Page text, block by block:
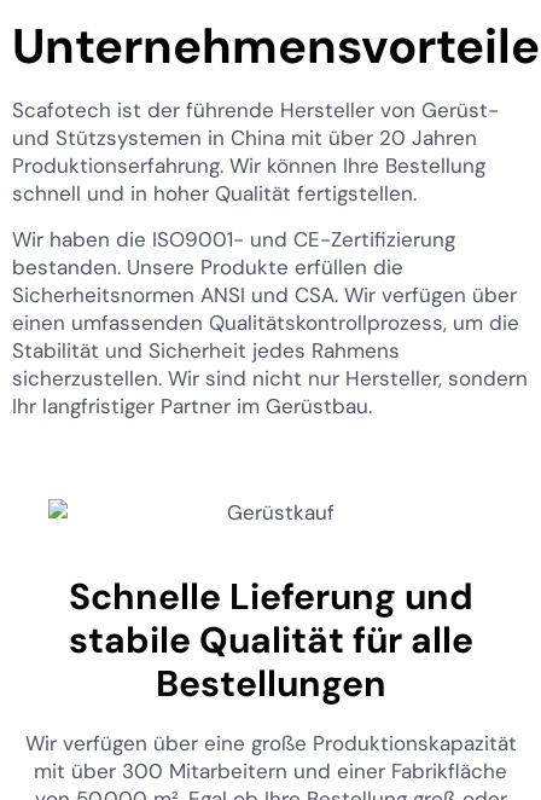
Unternehmensvorteile
Scafotech ist der führende Hersteller von Gerüst-
und Stützsystemen in China mit über 20 Jahren
Produktionserfahrung. Wir können Ihre Bestellung
schnell und in hoher Qualität fertigstellen.
Wir haben die ISO9001- und CE-Zertifizierung
bestanden. Unsere Produkte erfüllen die
Sicherheitsnormen ANSI und CSA. Wir verfügen über
einen umfassenden Qualitätskontrollprozess, um die
Stabilität und Sicherheit jedes Rahmens
sicherzustellen. Wir sind nicht nur Hersteller, sondern
Ihr langfristiger Partner im Gerüstbau.
Schnelle Lieferung und
stabile Qualität für alle
Bestellungen
Wir verfügen über eine große Produktionskapazität
mit über 300 Mitarbeitern und einer Fabrikfläche